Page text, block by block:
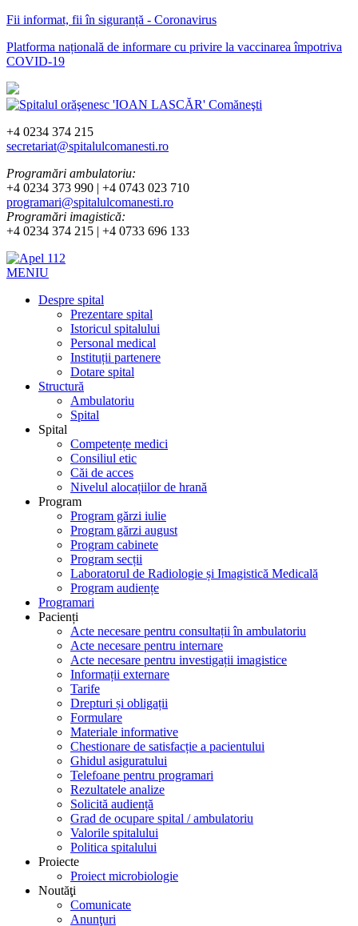
Fii informat, fii în siguranță - Coronavirus
Platforma națională de informare cu privire la vaccinarea împotriva
COVID-19
+4 0234 374 215
secretariat@spitalulcomanesti.ro
Programări ambulatoriu:
+4 0234 373 990 | +4 0743 023 710
programari@spitalulcomanesti.ro
Programări imagistică:
+4 0234 374 215 | +4 0733 696 133
MENIU
Despre spital
Prezentare spital
Istoricul spitalului
Personal medical
Instituții partenere
Dotare spital
Structură
Ambulatoriu
Spital
Spital
Competențe medici
Consiliul etic
Căi de acces
Nivelul alocațiilor de hrană
Program
Program gărzi iulie
Program gărzi august
Program cabinete
Program secții
Laboratorul de Radiologie și Imagistică Medicală
Program audiențe
Programari
Pacienți
Acte necesare pentru consultații în ambulatoriu
Acte necesare pentru internare
Acte necesare pentru investigații imagistice
Informații externare
Tarife
Drepturi și obligații
Formulare
Materiale informative
Chestionare de satisfacție a pacientului
Ghidul asiguratului
Telefoane pentru programari
Rezultatele analize
Solicită audiență
Grad de ocupare spital / ambulatoriu
Valorile spitalului
Politica spitalului
Proiecte
Proiect microbiologie
Noutăţi
Comunicate
Anunţuri